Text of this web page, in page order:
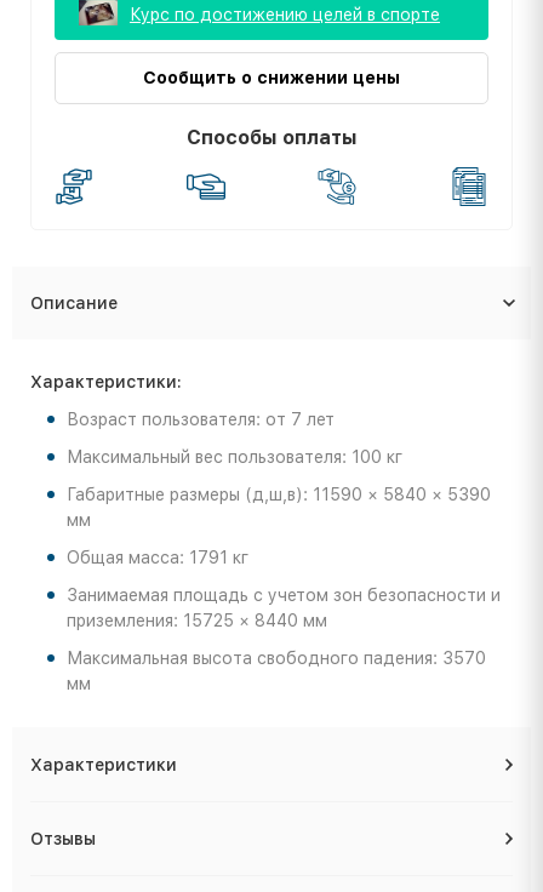
Курс по достижению целей в спорте
Сообщить о снижении цены
Способы оплаты
Описание
Характеристики:
Возраст пользователя: от 7 лет
Максимальный вес пользователя: 100 кг
Габаритные размеры (д,ш,в): 11590 × 5840 × 5390
мм
Общая масса: 1791 кг
Занимаемая площадь с учетом зон безопасности и
приземления: 15725 × 8440 мм
Максимальная высота свободного падения: 3570
мм
Характеристики
Отзывы